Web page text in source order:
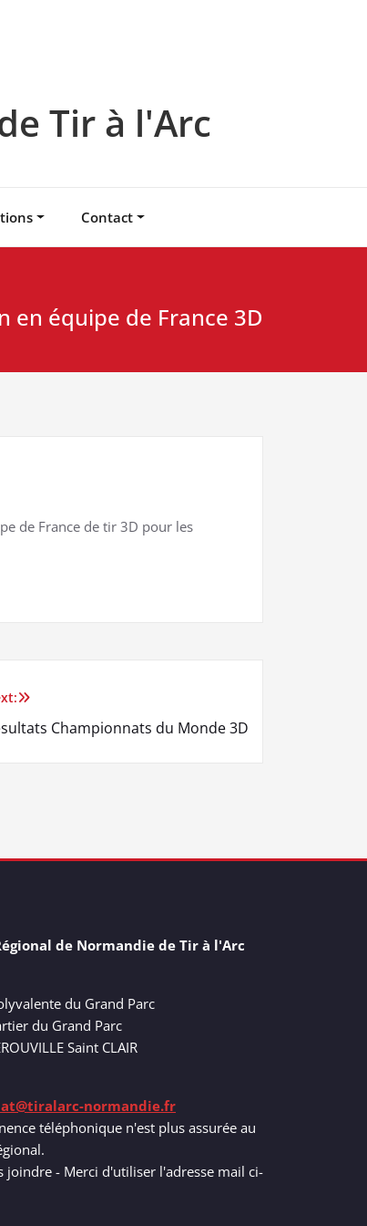
Tir à l'Arc
Contact
en équipe de France 3D
de France de tir 3D pour les
Championnats du Monde 3D
de Normandie de Tir à l'Arc
du Grand Parc
du Grand Parc
Saint CLAIR
normandie.fr
téléphonique n'est plus assurée au
joindre - Merci d'utiliser l'adresse mail ci-